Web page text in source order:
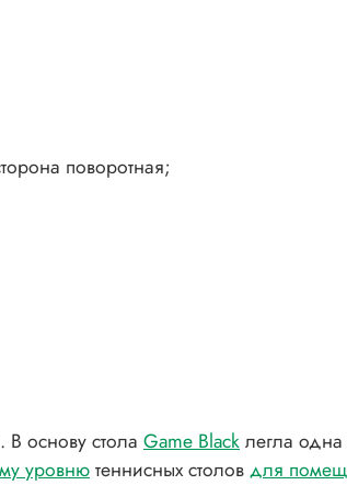
поворотная;
основу стола Game Blackлегла
уровнютеннисных столовдля